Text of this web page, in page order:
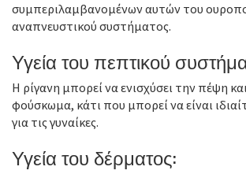
συμπεριλαμβανομένων αυτών του
αναπνευστικού συστήματος.
Υγεία του πεπτικού
Η ρίγανη μπορεί να ενισχύσει την πέψη
φούσκωμα, κάτι που μπορεί να είναι
για τις γυναίκες.
Υγεία του δέρματος: